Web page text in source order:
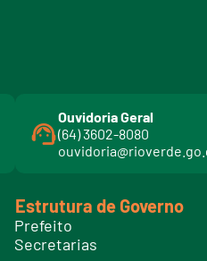
Ouvidoria Geral
(64) 3602-8080
Estrutura de Governo
Prefeito
Secretarias